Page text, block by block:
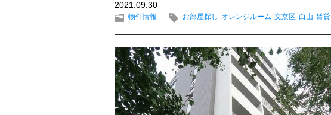
2021.09.30
物件情報 お部屋探し オレンジルーム 文京区 白山 賃貸